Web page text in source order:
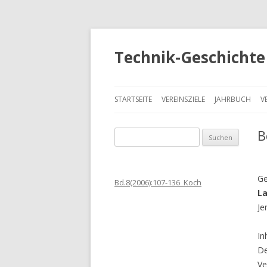
Technik-Geschichte
STARTSEITE VEREINSZIELE JAHRBUCH
u
h
Bd.8(2006):107-136_Koch